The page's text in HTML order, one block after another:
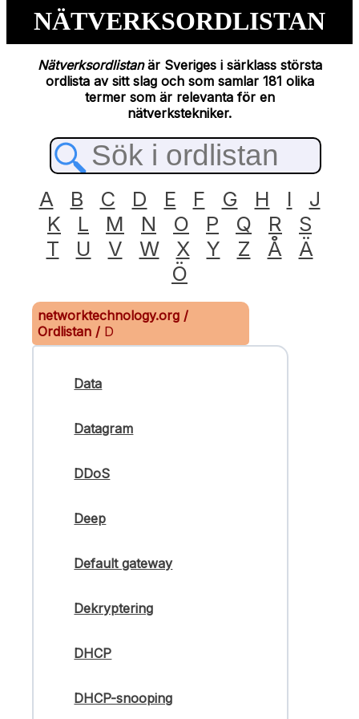
NÄTVERKSORDLISTAN
Nätverksordlistanär Sveriges i särklass största
ordlista av sitt slag och som samlar 181 olika
termer som är relevanta för en
nätverkstekniker.
A B C D E F G H I
J
K
L M N O P Q R
S
T
U V W X Y Z Å
Ä
Ö
networktechnology.org /
Ordlistan / D
Data
Datagram
DDoS
Deep
Default gateway
Dekryptering
DHCP
DHCP-snooping